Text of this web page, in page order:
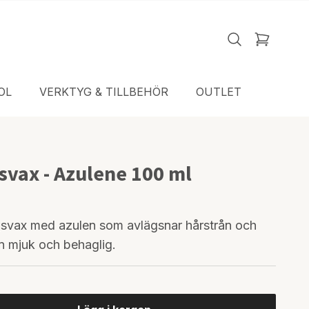
VERKTYG & TILLBEHÖR OUTLET
- Azulene 100 ml
med azulen som avlägsnar hårstrån och
mjuk och behaglig.